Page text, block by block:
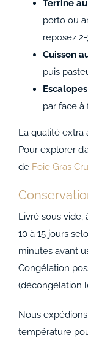
Terrine
porto ou
reposez
Cuisson
puis
par face à
La qualité extra
Pour explorer
de Foie Gras Cru
Livré sous vide,
10 à 15 jours
minutes avant
Congélation
(décongélation
Nous
température